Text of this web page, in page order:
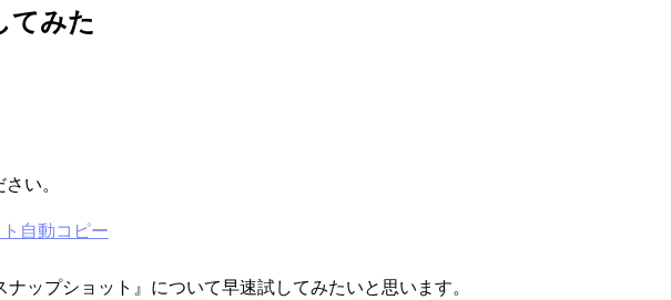
てみた
い。
自動コピー
ップショット』について早速試してみたいと思います。